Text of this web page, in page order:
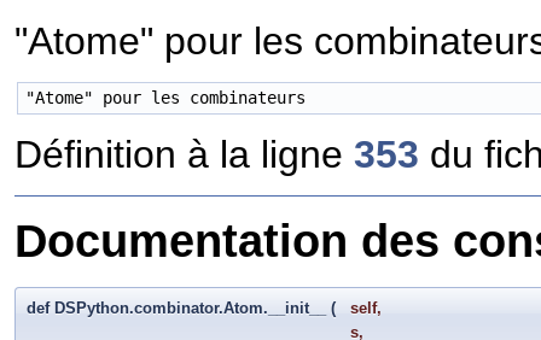
"Atome" pour les
"Atome" pour les combinateurs
Définition à la ligne 353 du
Documentation des
def DSPython.combinator.Atom.__init__ ( self,
s,